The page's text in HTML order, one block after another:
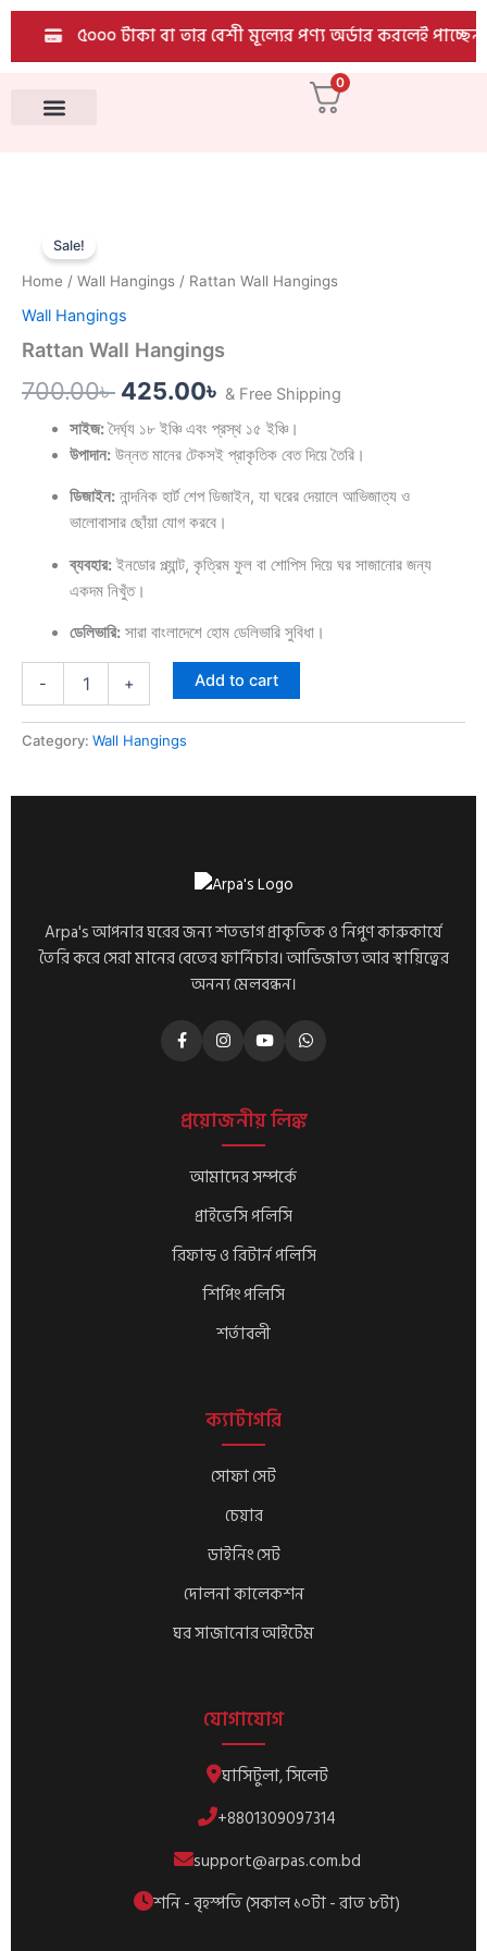
Skip
content
৫০০০ টাকা বা তার বেশী মূল্যের পণ্য অর্ডার করলেই পাচ্ছেন
0
Sale!
Home / Wall Hangings / Rattan Wall Hangings
Wall Hangings
Rattan Wall Hangings
700.00৳
price
was:
700.00৳ .
425.00৳
price
425.00৳ .
& Free Shipping
সাইজ:দৈর্ঘ্য ১৮ ইঞ্চি এবং প্রস্থ ১৫ ইঞ্চি।
উপাদান:উন্নত মানের টেকসই প্রাকৃতিক বেত দিয়ে তৈরি।
ডিজাইন:নান্দনিক হার্ট শেপ ডিজাইন, যা ঘরের দেয়ালে আভিজাত্য ও
ভালোবাসার ছোঁয়া যোগ করবে।
ব্যবহার:ইনডোর প্ল্যান্ট, কৃত্রিম ফুল বা শোপিস দিয়ে ঘর সাজানোর জন্য
একদম নিখুঁত।
ডেলিভারি:সারা বাংলাদেশে হোম ডেলিভারি সুবিধা।
-
Hangings
quantity
+ Add to cart
Category: Wall Hangings
Arpa's আপনার ঘরের জন্য শতভাগ প্রাকৃতিক ও নিপুণ কারুকার্যে
তৈরি করে সেরা মানের বেতের ফার্নিচার। আভিজাত্য আর স্থায়িত্বের
অনন্য মেলবন্ধন।
প্রয়োজনীয় লিঙ্ক
আমাদের সম্পর্কে
প্রাইভেসি পলিসি
রিফান্ড ও রিটার্ন পলিসি
শিপিং পলিসি
শর্তাবলী
ক্যাটাগরি
সোফা সেট
চেয়ার
ডাইনিং সেট
দোলনা কালেকশন
ঘর সাজানোর আইটেম
যোগাযোগ
ঘাসিটুলা, সিলেট
+8801309097314
support@arpas.com.bd
শনি - বৃহস্পতি (সকাল ১০টা - রাত ৮টা)
quantity